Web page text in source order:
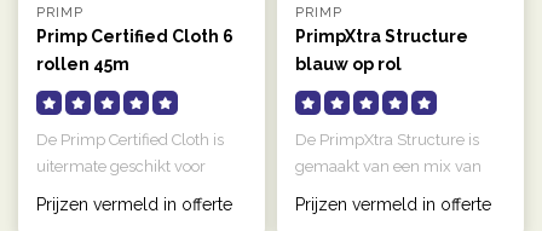
PRIMP
Primp Certified Cloth 6
rollen 45m
De Primp Certified Cloth is
uitermate geschikt voor
werkzaamheden waar
pluisvorm..
Prijzen vermeld in offerte
PRIMP
PrimpXtra Structure
blauw op rol
De PrimpXtra Structure is
gemaakt van een mix van
cellulose en polypropyleen,
wa..
Prijzen vermeld in offerte